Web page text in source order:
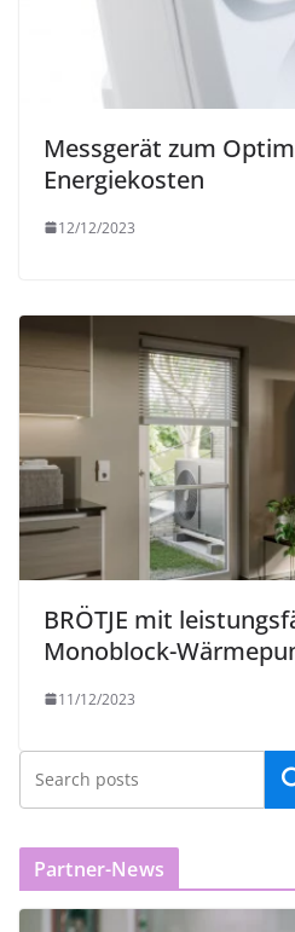
Messgerät zum
Energiekosten
12/12/2023
BRÖTJE mit
Monoblock-
11/12/2023
Partner-News